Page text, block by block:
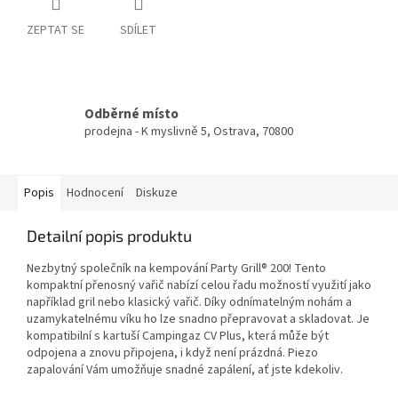
ZEPTAT SE SDÍLET
Odběrné místo
prodejna - K myslivně 5, Ostrava, 70800
Popis Hodnocení Diskuze
Detailní popis produktu
Nezbytný společník na kempování Party Grill® 200! Tento
kompaktní přenosný vařič nabízí celou řadu možností využití jako
například gril nebo klasický vařič. Díky odnímatelným nohám a
uzamykatelnému víku ho lze snadno přepravovat a skladovat. Je
kompatibilní s kartuší Campingaz CV Plus, která může být
odpojena a znovu připojena, i když není prázdná. Piezo
zapalování Vám umožňuje snadné zapálení, ať jste kdekoliv.